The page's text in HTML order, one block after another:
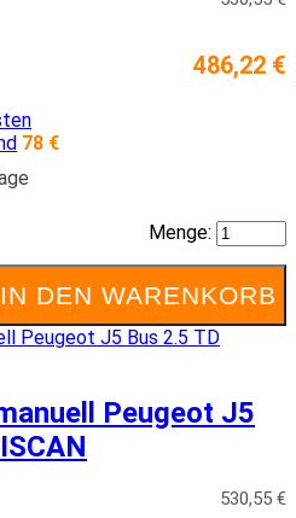
486,22 €
78 €
Menge:
IN DEN WARENKORB
Peugeot J5
530,55 €